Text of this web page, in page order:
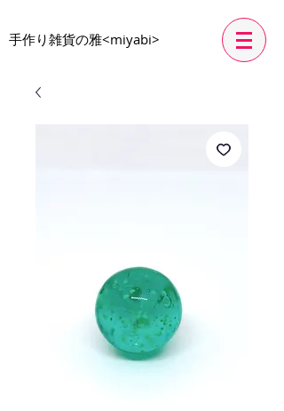
​手作り雑貨の雅<miyabi>